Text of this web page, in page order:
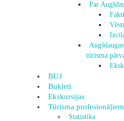
Par
tūrisma
BUJ
Bukleti
Ekskursijas
Tūrisma profesionāļiem
Statistika